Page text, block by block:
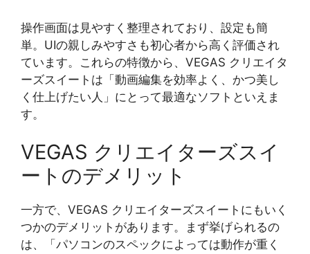
操作画面は見やすく整理されており、設定も簡
単。UIの親しみやすさも初心者から高く評価され
ています。これらの特徴から、VEGAS クリエイタ
ーズスイートは「動画編集を効率よく、かつ美し
く仕上げたい人」にとって最適なソフトといえま
す。
VEGAS クリエイターズスイ
ートのデメリット
一方で、VEGAS クリエイターズスイートにもいく
つかのデメリットがあります。まず挙げられるの
は、「パソコンのスペックによっては動作が重く